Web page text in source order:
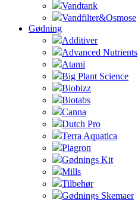
Vandtank
Vandfilter&Osmose
Gødning
Additiver
Advanced Nutrients
Atami
Big Plant Science
Biobizz
Biotabs
Canna
Dutch Pro
Terra Aquatica
Plagron
Gødnings Kit
Mills
Tilbehør
Gødnings Skemaer